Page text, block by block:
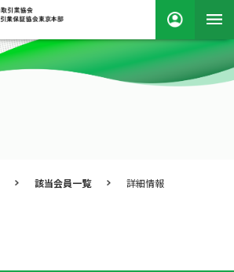
該当会員一覧 詳細情報